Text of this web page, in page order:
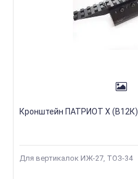
Кронштейн ПАТРИОТ Х (В12К)
Для вертикалок ИЖ-27, ТОЗ-34